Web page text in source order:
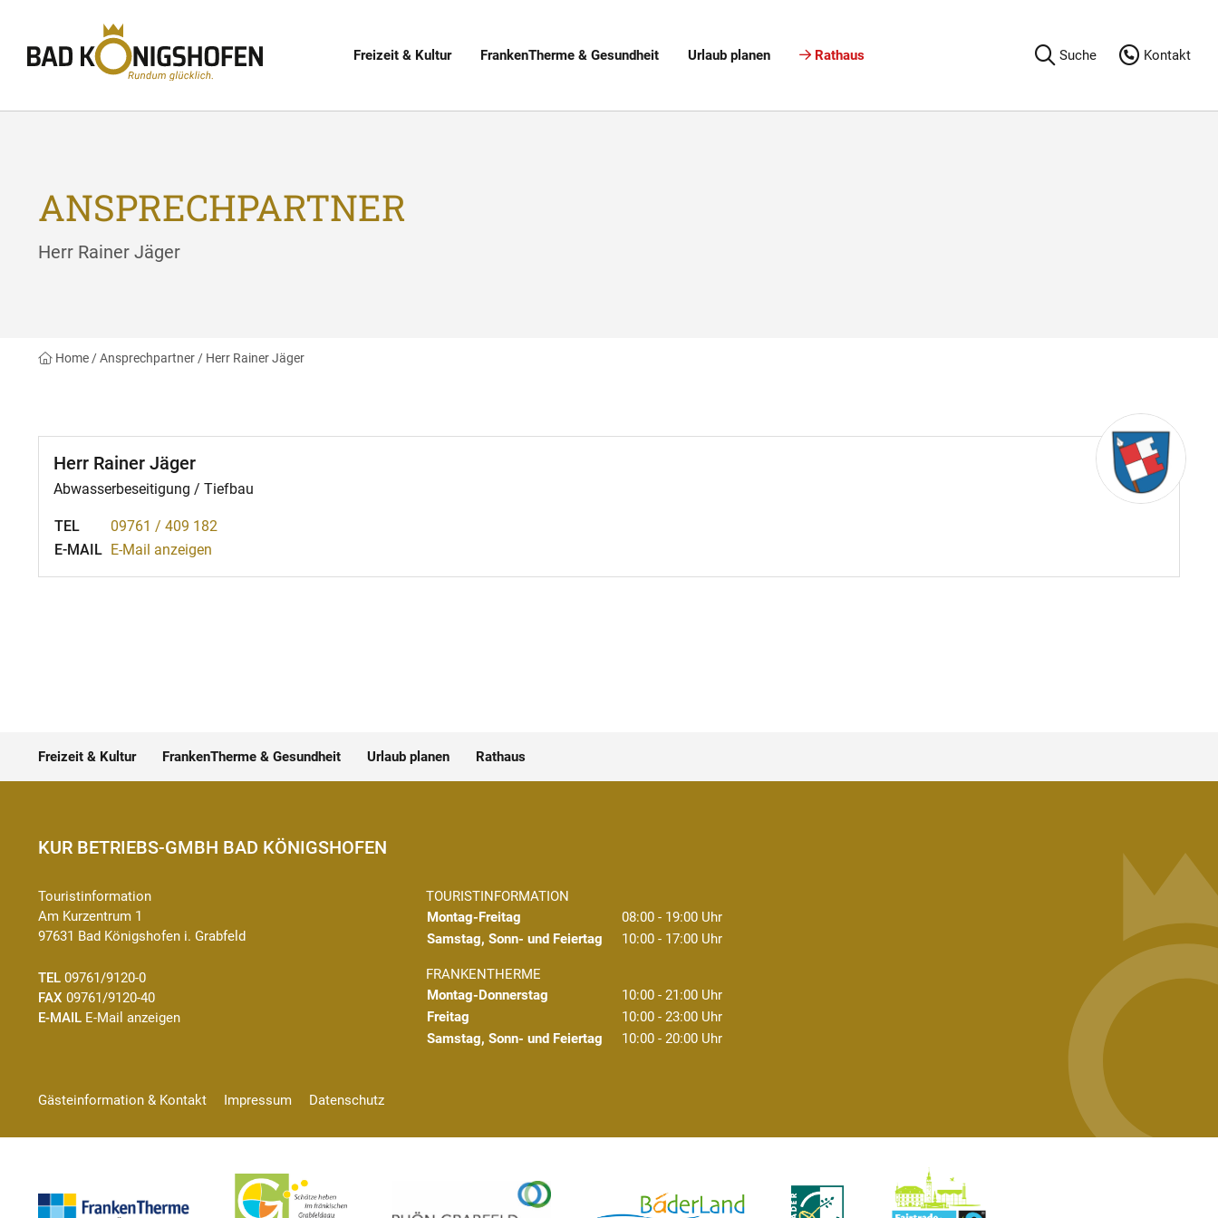
Freizeit & Kultur FrankenTherme & Gesundheit Urlaub planen Rathaus Suche Kontakt
ANSPRECHPARTNER
Herr Rainer Jäger
Home /Ansprechpartner / Herr Rainer Jäger
Herr Rainer Jäger
Abwasserbeseitigung / Tiefbau
TEL
09761 / 409 182
E-MAIL E-Mail anzeigen
Freizeit & Kultur FrankenTherme & Gesundheit Urlaub planen Rathaus
KUR BETRIEBS-GMBH BAD KÖNIGSHOFEN
Touristinformation
Am Kurzentrum 1
97631 Bad Königshofen i. Grabfeld
TEL 09761/9120-0
FAX 09761/9120-40
E-MAIL E-Mail anzeigen
TOURISTINFORMATION
Montag-Freitag
08:00 - 19:00 Uhr
Samstag, Sonn- und Feiertag
10:00 - 17:00 Uhr
FRANKENTHERME
Montag-Donnerstag
10:00 - 21:00 Uhr
Freitag
10:00 - 23:00 Uhr
Samstag, Sonn- und Feiertag
10:00 - 20:00 Uhr
Gästeinformation & Kontakt Impressum Datenschutz